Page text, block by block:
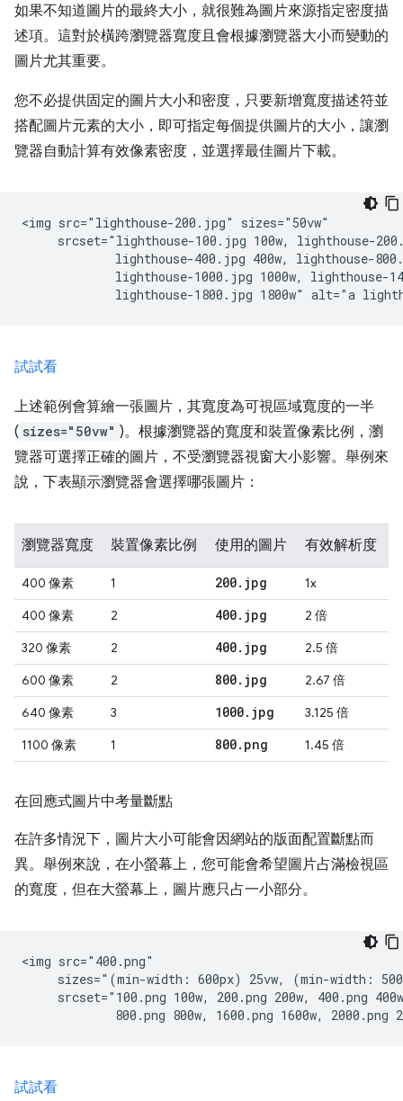
如果不知道圖片的最終大小，就很難為圖片來源指定密度描
述項。這對於橫跨瀏覽器寬度且會根據瀏覽器大小而變動的
圖片尤其重要。
您不必提供固定的圖片大小和密度，只要新增寬度描述符並
搭配圖片元素的大小，即可指定每個提供圖片的大小，讓瀏
覽器自動計算有效像素密度，並選擇最佳圖片下載。
<img src="lighthouse-200.jpg" sizes="50vw"
srcset="lighthouse-100.jpg 100w, lighthouse-
lighthouse-400.jpg 400w, lighthouse-
lighthouse-1000.jpg 1000w, lighthouse-
試試看
上述範例會算繪一張圖片，其寬度為可視區域寬度的一半
( sizes="50vw" )。根據瀏覽器的寬度和裝置像素比例，瀏
覽器可選擇正確的圖片，不受瀏覽器視窗大小影響。舉例來
說，下表顯示瀏覽器會選擇哪張圖片：
瀏覽器寬度 裝置像素比例 使用的圖片 有效解析度
400 像素 1 200. jpg
1x
400 像素
2 400. jpg
2 倍
320 像素
2 400. jpg
2.5 倍
600 像素
2 800. jpg
2.67 倍
640 像素
3 1000. jpg
3.125 倍
1100 像素
1 800. png 1.45 倍
在回應式圖片中考量斷點
在許多情況下，圖片大小可能會因網站的版面配置斷點而
異。舉例來說，在小螢幕上，您可能會希望圖片占滿檢視區
的寬度，但在大螢幕上，圖片應只占一小部分。
<img src="400.png"
sizes="(min-width: 600px) 25vw, (min-width:
srcset="100.png 100w, 200.png 200w, 400.png
試試看